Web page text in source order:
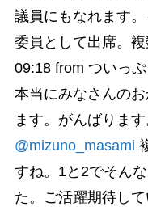
議員にもなれます
委員として出席。
09:18from ついっ
本当にみなさんの
ます。がんばりま
@mizuno_masami
すね。1と2でそん
た。ご活躍期待し